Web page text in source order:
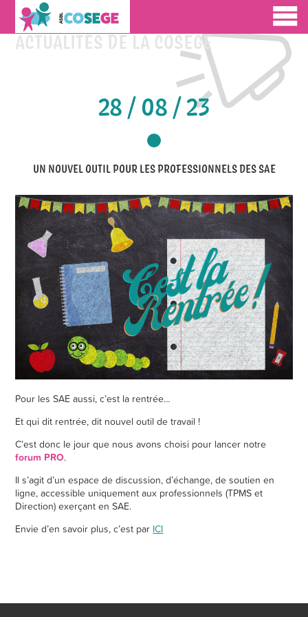
ACTUALITÉS DE LA COSEGE
28 / 08 / 23
UN NOUVEL OUTIL POUR LES PROFESSIONNELS DES SAE
Pour les SAE aussi, c’est la rentrée…
Et qui dit rentrée, dit nouvel outil de travail !
C’est donc le jour que nous avons choisi pour lancer notre
forum PRO.
Il s’agit d’un espace de discussion, d’échange, de soutien en
ligne, accessible uniquement aux professionnels (TPMS et
Direction) exerçant en SAE.
Envie d’en savoir plus, c’est par ICI